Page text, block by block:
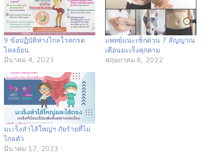
9 ข้อปฏิบัติห่างไกลโรคกรด
ไหลย้อน
มีนาคม 4, 2023
แพทย์แนะเช็กด่วน 7 สัญญาณ
เตือนมะเร็งคุกคาม
พฤษภาคม 6, 2022
มะเร็งลำไส้ใหญ่ฯ ภัยร้ายที่ไม่
ไกลตัว
มีนาคม 17, 2023